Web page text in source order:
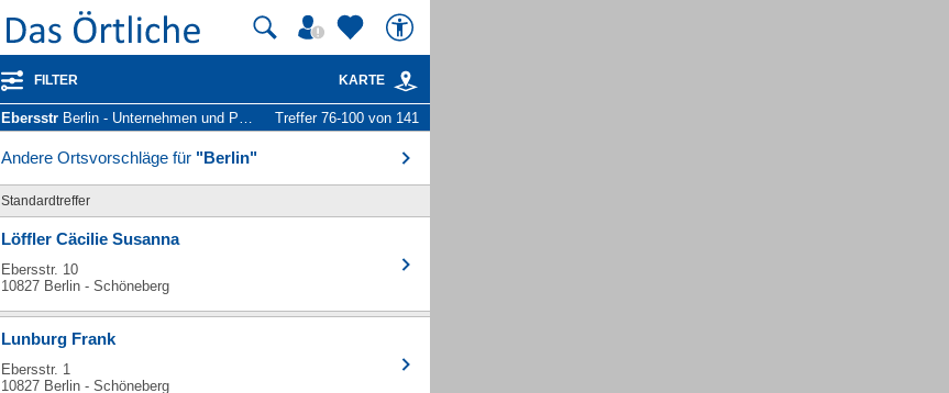
FILTER KARTE
Ebersstr Berlin - Unternehmen und Personen Treffer 76-100 von 141
Andere Ortsvorschläge für "Berlin"
Standardtreffer
Löffler Cäcilie Susanna
Ebersstr. 10
10827 Berlin - Schöneberg
Lunburg Frank
Ebersstr. 1
10827 Berlin - Schöneberg